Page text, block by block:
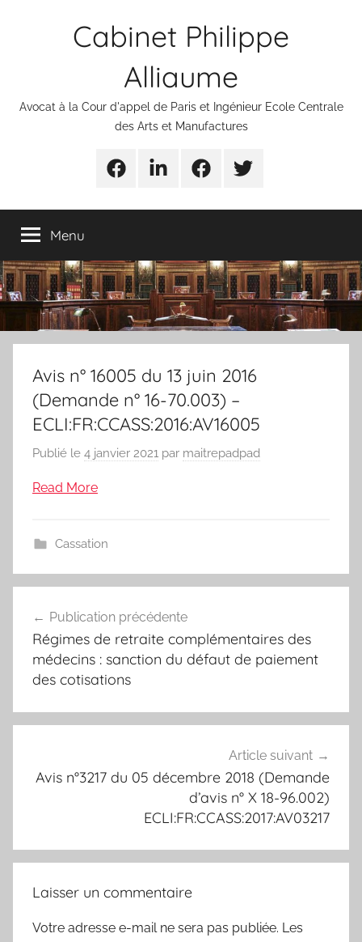
Cabinet Philippe
Alliaume
Avocat à la Cour d'appel de Paris et Ingénieur Ecole Centrale
des Arts et Manufactures
UrgencesLinkedinFacebookTwitter
Menu
Avis n° 16005 du 13 juin 2016
(Demande n° 16-70.003) –
ECLI:FR:CCASS:2016:AV16005
Publié le 4 janvier 2021 par maitrepadpad
Read More
Cassation
de
l’article
Publication précédente
Régimes de retraite complémentaires des
médecins : sanction du défaut de paiement
des cotisations
Article suivant
Avis n°3217 du 05 décembre 2018 (Demande
d’avis n° X 18-96.002)
ECLI:FR:CCASS:2017:AV03217
Laisser un commentaire
Votre adresse e-mail ne sera pas publiée. Les